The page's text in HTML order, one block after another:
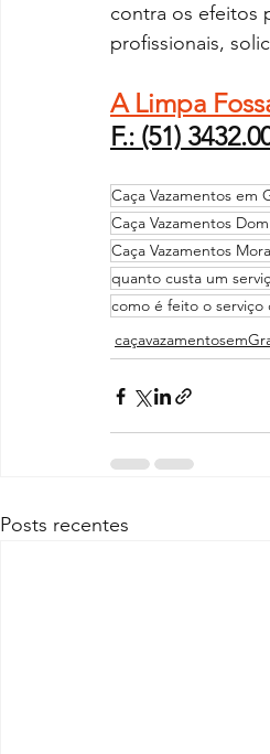
contra os efeitos
profissionais,
A Limpa
F.: (51)
Caça Vazamentos em
Caça Vazamentos
Caça Vazamentos
quanto custa um
como é feito o serviço
Posts recentes